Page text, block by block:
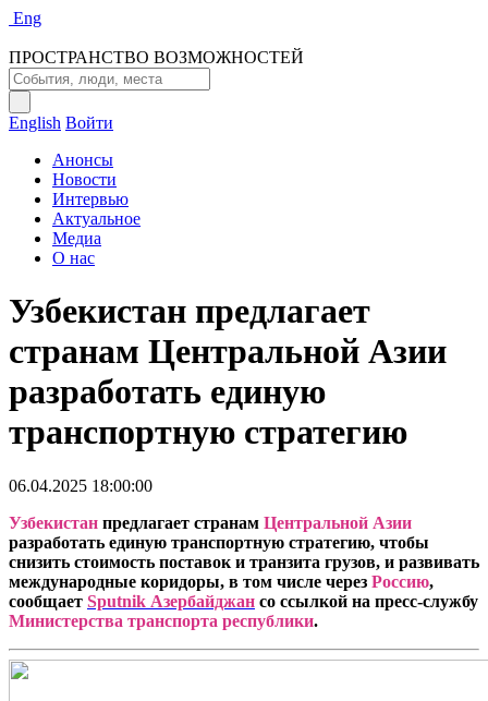
Eng
ПРОСТРАНСТВО ВОЗМОЖНОСТЕЙ
English Войти
Анонсы
Новости
Интервью
Актуальное
Медиа
О нас
Узбекистан предлагает
странам Центральной Азии
разработать единую
транспортную стратегию
06.04.2025 18:00:00
Узбекистан предлагает странам Центральной Азии
разработать единую транспортную стратегию, чтобы
снизить стоимость поставок и транзита грузов, и развивать
международные коридоры, в том числе через Россию,
сообщает Sputnik Азербайджан со ссылкой на пресс-службу
Министерства транспорта республики.